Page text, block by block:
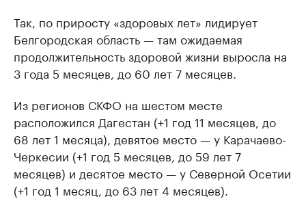
Так, по приросту «здоровых лет» лидирует
Белгородская область — там ожидаемая
продолжительность здоровой жизни выросла на
3 года 5 месяцев, до 60 лет 7 месяцев.
Из регионов СКФО на шестом месте
расположился Дагестан (+1 год 11 месяцев, до
68 лет 1 месяца), девятое место — у Карачаево-
Черкесии (+1 год 5 месяцев, до 59 лет 7
месяцев) и десятое место — у Северной Осетии
(+1 год 1 месяц, до 63 лет 4 месяцев).